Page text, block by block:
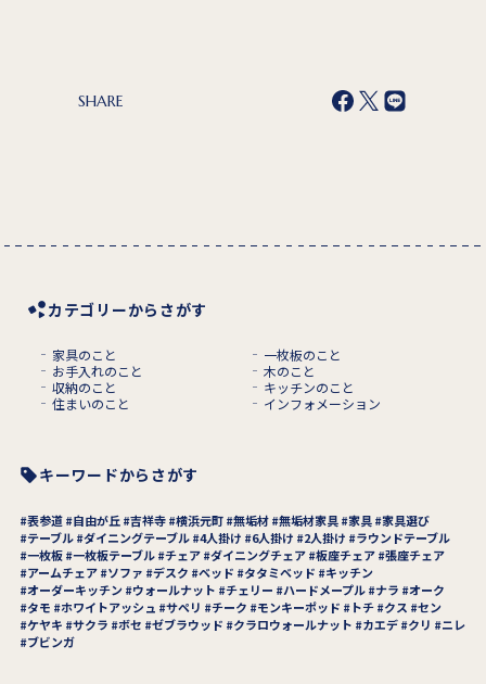
SHARE
カテゴリーからさがす
家具のこと
一枚板のこと
お手入れのこと
木のこと
収納のこと
キッチンのこと
住まいのこと
インフォメーション
キーワードからさがす
表参道 自由が丘 吉祥寺 横浜元町 無垢材 無垢材家具 家具
家具選び
テーブル ダイニングテーブル 4人掛け 6人掛け 2人掛け
ラウンドテーブル
一枚板 一枚板テーブル チェア ダイニングチェア 板座チェア 張座チェア
アームチェア
ソファ デスク ベッド タタミベッド
キッチン
オーダーキッチン
ウォールナット チェリー ハードメープル ナラ
オーク
タモ
ホワイトアッシュ サペリ チーク モンキーポッド トチ クス
セン
ケヤキ
サクラ ボセ ゼブラウッド クラロウォールナット カエデ クリ
ニレ
ブビンガ